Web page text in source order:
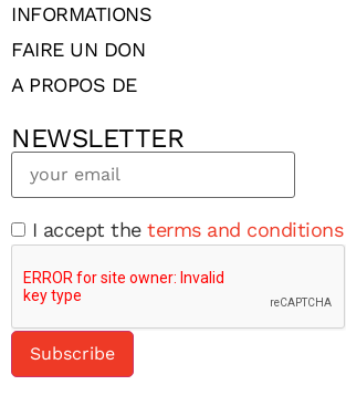
INFORMATIONS
FAIRE UN DON
A PROPOS DE
NEWSLETTER
I accept the terms and conditions